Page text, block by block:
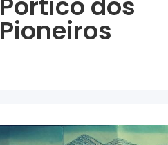
Pioneiros